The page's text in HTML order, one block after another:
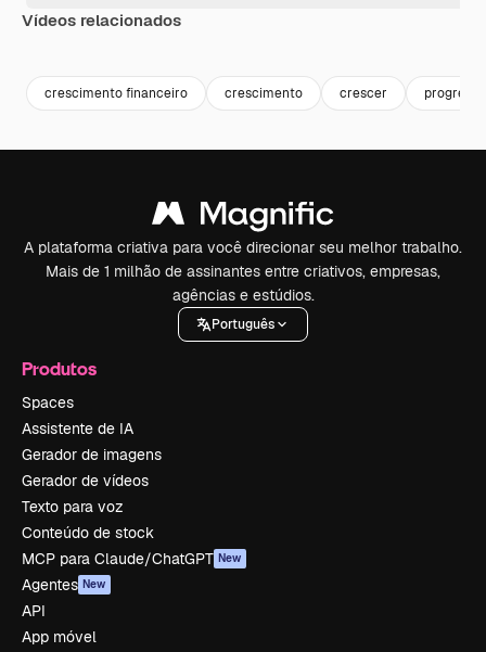
Vídeos relacionados
crescimento financeiro crescimento crescer progresso
A plataforma criativa para você direcionar seu melhor trabalho.
Mais de 1 milhão de assinantes entre criativos, empresas,
agências e estúdios.
Português
Produtos
Spaces
Assistente de IA
Gerador de imagens
Gerador de vídeos
Texto para voz
Conteúdo de stock
MCP para Claude/ChatGPT New
Agentes New
API
App móvel